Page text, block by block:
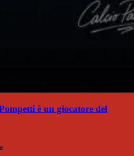
è un giocatore del